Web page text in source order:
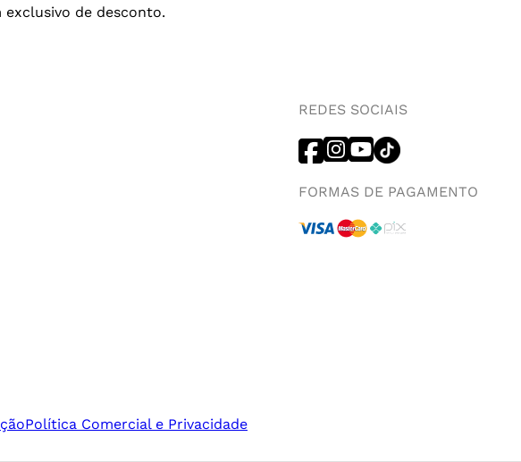
exclusivo de desconto.
Política Comercial e Privacidade
REDES SOCIAIS
FORMAS DE PAGAMENTO